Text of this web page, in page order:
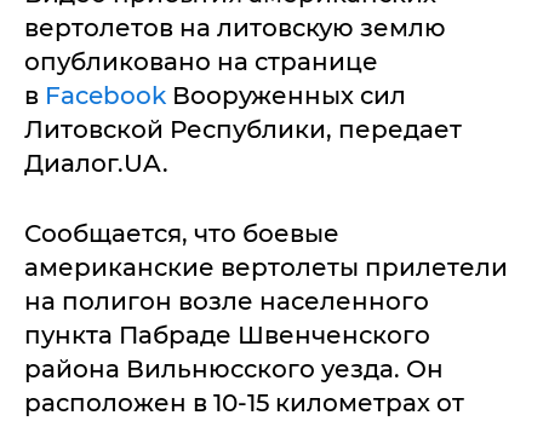
вертолетов на литовскую землю
опубликовано на странице
в Facebook Вооруженных сил
Литовской Республики, передает
Диалог.UA.
Сообщается, что боевые
американские вертолеты прилетели
на полигон возле населенного
пункта Пабраде Швенченского
района Вильнюсского уезда. Он
расположен в 10-15 километрах от